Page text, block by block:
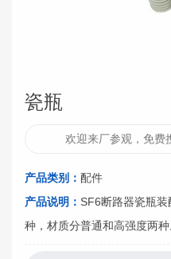
瓷瓶
欢迎来厂参观，免费
产品类别： 配件
产品说明： SF6断路器瓷瓶
种，材质分普通和高强度两种